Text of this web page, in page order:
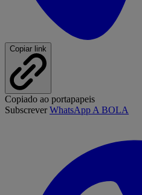
Copiar link
Copiado ao portapapeis
SubscreverWhatsApp A BOLA